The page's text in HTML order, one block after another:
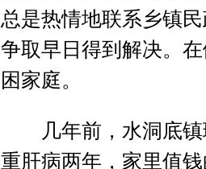
总是热情地联系乡镇
争取早日得到解决。
困家庭。
几年前，水洞底镇
重肝病两年，家里值